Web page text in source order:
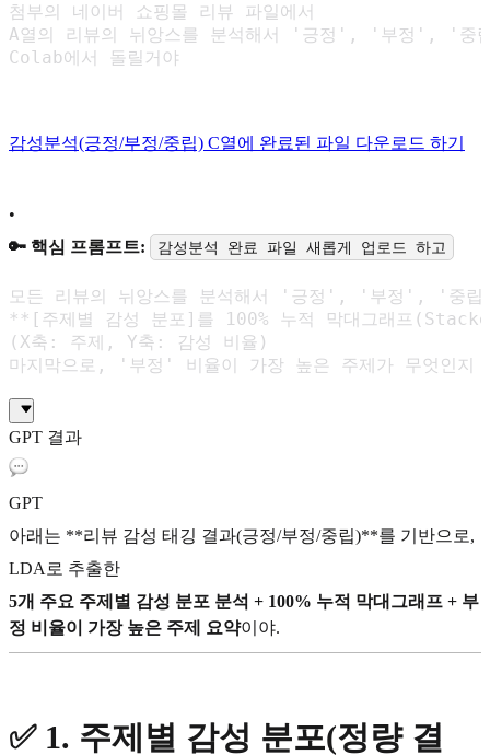
첨부의 네이버 쇼핑몰 리뷰 파일에서
A열의 리뷰의 뉘앙스를 분석해서 '긍정', '부정', '중립
Colab에서 돌릴거야
감성분석(긍정/부정/중립) C열에 완료된 파일 다운로드 하기
•
🔑 핵심 프롬프트:
감성분석 완료 파일 새롭게 업로드 하고
모든 리뷰의 뉘앙스를 분석해서 '긍정', '부정', '중립'
**[주제별 감성 분포]를 100% 누적 막대그래프
(X축: 주제, Y축: 감성 비율)
마지막으로, '부정' 비율이 가장 높은 주제가 무엇인지
GPT 결과
GPT
아래는 **리뷰 감성 태깅 결과(긍정/부정/중립)**를 기반으로,
LDA로 추출한
5개 주요 주제별 감성 분포 분석 + 100% 누적 막대그래프 + 부
정 비율이 가장 높은 주제 요약이야.
✅ 1. 주제별 감성 분포(정량 결